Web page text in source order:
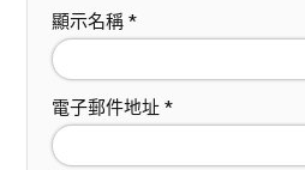
顯示名稱 *
電子郵件地址 *